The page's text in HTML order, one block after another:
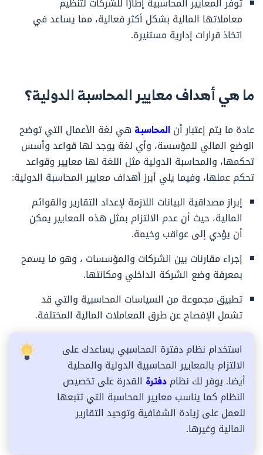
معاملاتها المالية بشكل أكثر فعالية، مما يساعد في
اتخاذ قرارات إدارية مستنيرة.
ما هي أهداف معايير المحاسبة الدولية؟
عادة ما يتم إعتبار أن المحاسبة هي لغة الأعمال التي توضح
الوضع المالي للمؤسسة، وأي لغة يوجد لها قواعد وأسس
تحكمها، والمحاسبة الدولية مثل اللغة لها معايير وقواعد
تحكم عملها، وفيما يلي أبرز أهداف معايير المحاسبة الدولية:
إبراز مصداقية البيانات اللازمة لإعداد التقارير والقوائم
المالية، حيث أن عدم الالتزام بمثل هذه المعايير يمكن
أن يؤدي إلى عواقب وخيمة.
إجراء مقارنات بين الشركات والمؤسسات ، وهو ما يسمح
بمعرفة وضع الشركة الداخلي ومكانتها.
تطبيق مجموعة من السياسات المحاسبية والتي قد
تشمل الإفصاح عن طرق المعاملات المالية المختلفة.
استخدام نظام دفترة المحاسبي يساعدك على
الالتزام بالمعايير المحاسبية الدولية والمحلية
أيضا. يوفر لك نظام دفترة القدرة على تخصيص
النظام كما يناسب معايير المحاسبة التي تتبعها
للعمل على زيادة الشفافية وتوحيد التقارير
المالية وغيرها.